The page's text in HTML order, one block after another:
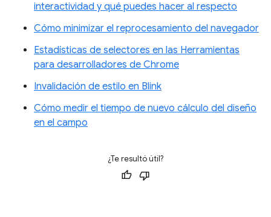
interactividad y qué puedes hacer al respecto
Cómo minimizar el reprocesamiento del navegador
Estadísticas de selectores en las Herramientas
para desarrolladores de Chrome
Invalidación de estilo en Blink
Cómo medir el tiempo de nuevo cálculo del diseño
en el campo
¿Te resultó útil?